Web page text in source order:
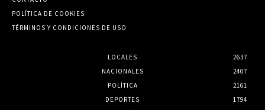
POLÍTICA DE COOKIES
TÉRMINOS Y CONDICIONES DE USO
LOCALES
2637
NACIONALES
2407
POLÍTICA
2161
DEPORTES
1794